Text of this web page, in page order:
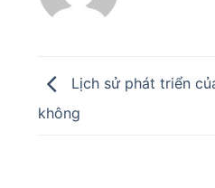
Lịch sử phát triển
không